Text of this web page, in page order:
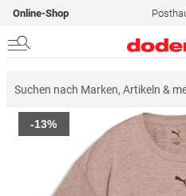
Online-Shop
Zum
Ende
Bildergalerie
springen
-13%